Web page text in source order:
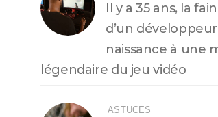
Il y a 35 ans, la
d’un
naissance à une
légendaire du jeu vidéo
ASTUCES